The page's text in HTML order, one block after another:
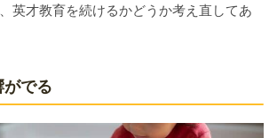
英才教育を続けるかどうか考え直してあ
でる